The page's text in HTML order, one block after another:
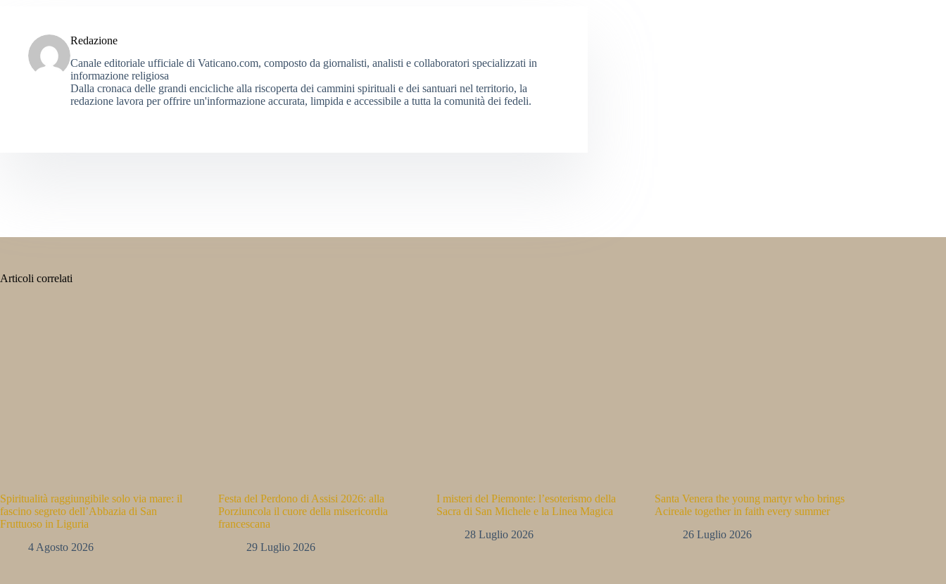
Redazione
Canale editoriale ufficiale di Vaticano.com, composto da giornalisti, analisti e collaboratori specializzati in
informazione religiosa
Dalla cronaca delle grandi encicliche alla riscoperta dei cammini spirituali e dei santuari nel territorio, la
redazione lavora per offrire un'informazione accurata, limpida e accessibile a tutta la comunità dei fedeli.
Articoli correlati
Spiritualità raggiungibile solo via mare: il
fascino segreto dell’Abbazia di San
Fruttuoso in Liguria
4 Agosto 2026
Festa del Perdono di Assisi 2026: alla
Porziuncola il cuore della misericordia
francescana
29 Luglio 2026
I misteri del Piemonte: l’esoterismo della
Sacra di San Michele e la Linea Magica
28 Luglio 2026
Santa Venera the young martyr who brings
Acireale together in faith every summer
26 Luglio 2026